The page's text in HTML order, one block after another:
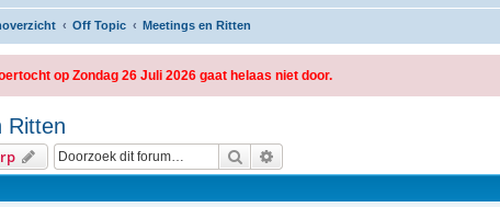
Off Topic Meetings en Ritten
op Zondag 26 Juli 2026 gaat helaas niet door.
Ritten
Zoek